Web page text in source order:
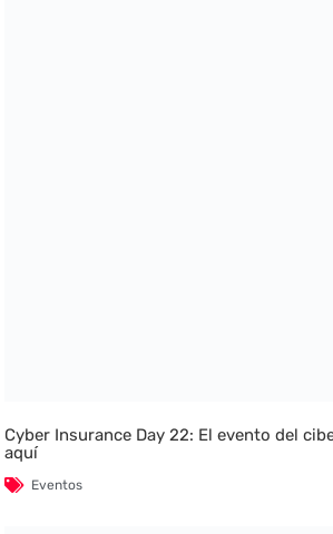
Cyber Insurance Day 22: El evento del
aquí
Eventos